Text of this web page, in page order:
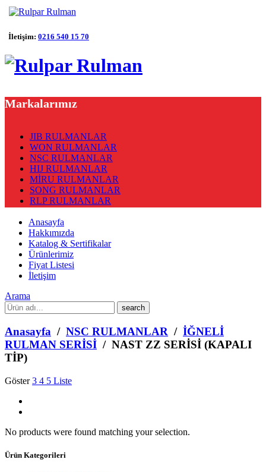
İletişim: 0216 540 15 70
Markalarımız
JIB RULMANLAR
WON RULMANLAR
NSC RULMANLAR
HIJ RULMANLAR
MİRU RULMANLAR
SONG RULMANLAR
RLP RULMANLAR
Anasayfa
Hakkımızda
Katalog & Sertifikalar
Ürünlerimiz
Fiyat Listesi
İletişim
Arama
What
are
you
looking
for?
Anasayfa / NSC RULMANLAR / İĞNELİ
RULMAN SERİSİ / NAST ZZ SERİSİ (KAPALI
TİP)
Göster3 4 5 Liste
No products were found matching your selection.
Ürün Kategorileri